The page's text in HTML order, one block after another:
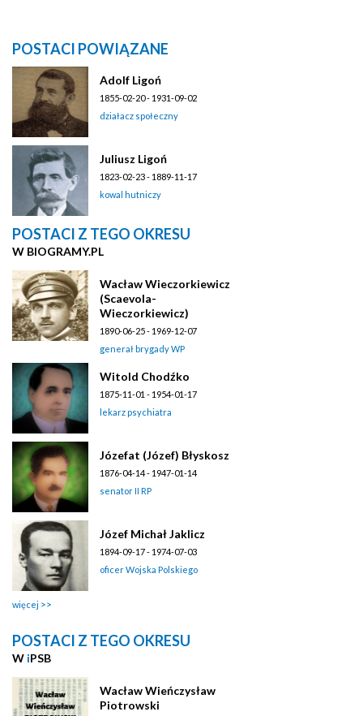
POSTACI POWIĄZANE
Adolf Ligoń
1855-02-20 - 1931-09-02
działacz społeczny
Juliusz Ligoń
1823-02-23 - 1889-11-17
kowal hutniczy
POSTACI Z TEGO OKRESU
W BIOGRAMY.PL
Wacław Wieczorkiewicz
(Scaevola-
Wieczorkiewicz)
1890-06-25 - 1969-12-07
generał brygady WP
Witold Chodźko
1875-11-01 - 1954-01-17
lekarz psychiatra
Józefat (Józef) Błyskosz
1876-04-14 - 1947-01-14
senator II RP
Józef Michał Jaklicz
1894-09-17 - 1974-07-03
oficer Wojska Polskiego
więcej
POSTACI Z TEGO OKRESU
W iPSB
Wacław Wieńczysław
Piotrowski